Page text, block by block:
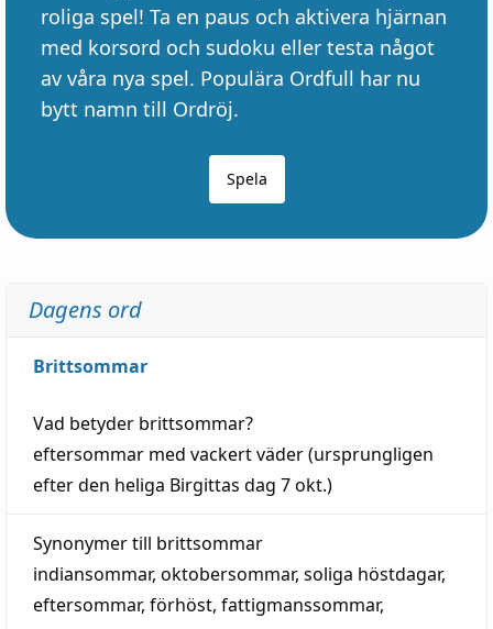
roliga spel! Ta en paus och aktivera hjärnan
med korsord och sudoku eller testa något
av våra nya spel. Populära Ordfull har nu
bytt namn till Ordröj.
Spela
Dagens ord
Brittsommar
Vad betyder brittsommar?
eftersommar med vackertväder(ursprungligen
efter den heliga Birgittas dag 7 okt.)
Synonymer till brittsommar
indiansommar, oktobersommar, soliga höstdagar,
eftersommar, förhöst, fattigmanssommar,